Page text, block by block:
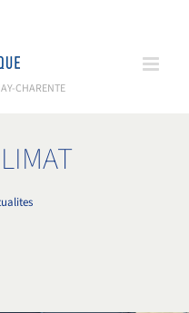
CHARENTE